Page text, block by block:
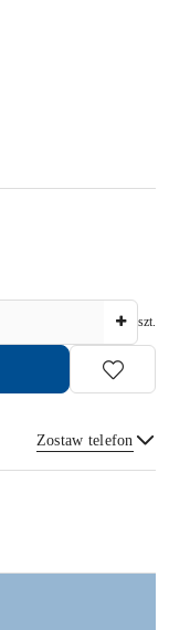
szt.
Zostaw telefon